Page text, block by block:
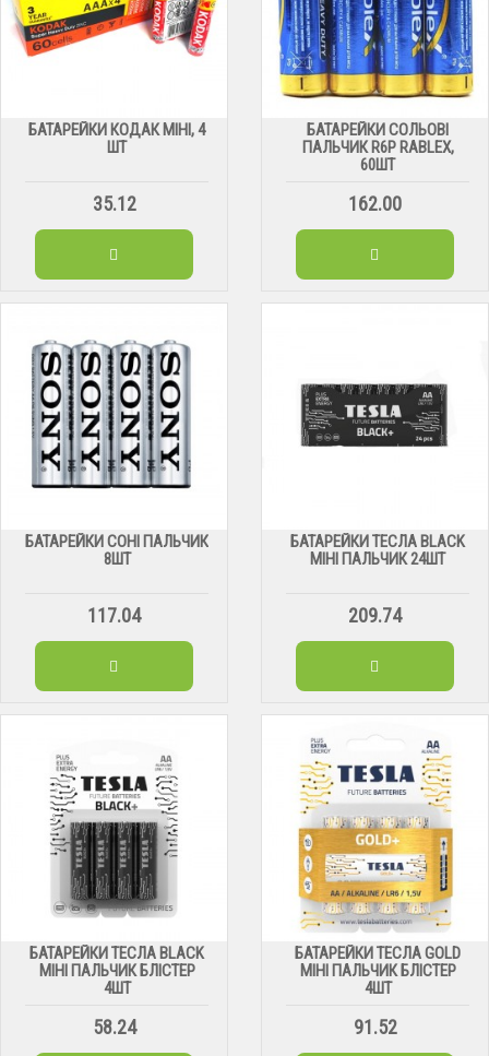
БАТАРЕЙКИ КОДАК МІНІ, 4
ШТ
35.12
БАТАРЕЙКИ СОЛЬОВІ
ПАЛЬЧИК R6Р RABLEX,
60ШТ
162.00
БАТАРЕЙКИ СОНІ ПАЛЬЧИК
8ШТ
117.04
БАТАРЕЙКИ ТЕСЛА BLACK
МІНІ ПАЛЬЧИК 24ШТ
209.74
БАТАРЕЙКИ ТЕСЛА BLACK
МІНІ ПАЛЬЧИК БЛІСТЕР
4ШТ
58.24
БАТАРЕЙКИ ТЕСЛА GOLD
МІНІ ПАЛЬЧИК БЛІСТЕР
4ШТ
91.52